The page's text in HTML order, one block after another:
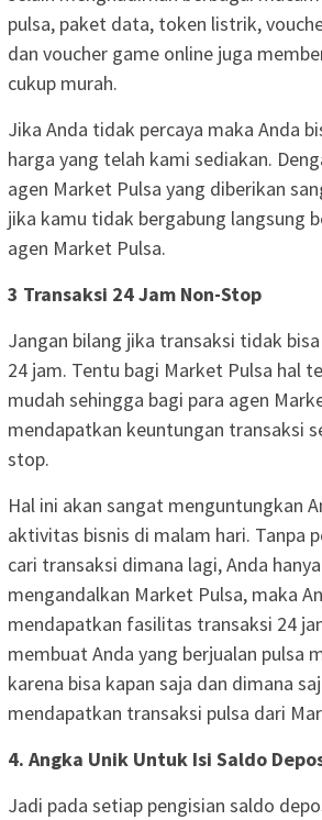
pulsa, paket data, token listrik,
dan voucher game online juga
cukup murah.
Jika Anda tidak percaya maka Anda
harga yang telah kami sediakan.
agen Market Pulsa yang diberikan
jika kamu tidak bergabung langsung
agen Market Pulsa.
3 Transaksi 24 Jam Non-Stop
Jangan bilang jika transaksi tidak
24 jam. Tentu bagi Market Pulsa hal
mudah sehingga bagi para agen
mendapatkan keuntungan transaksi
stop.
Hal ini akan sangat menguntungkan
aktivitas bisnis di malam hari. Tanpa
cari transaksi dimana lagi, Anda
mengandalkan Market Pulsa, maka
mendapatkan fasilitas transaksi 24
membuat Anda yang berjualan pulsa
karena bisa kapan saja dan dimana
mendapatkan transaksi pulsa dari
4. Angka Unik Untuk Isi Saldo
Jadi pada setiap pengisian saldo